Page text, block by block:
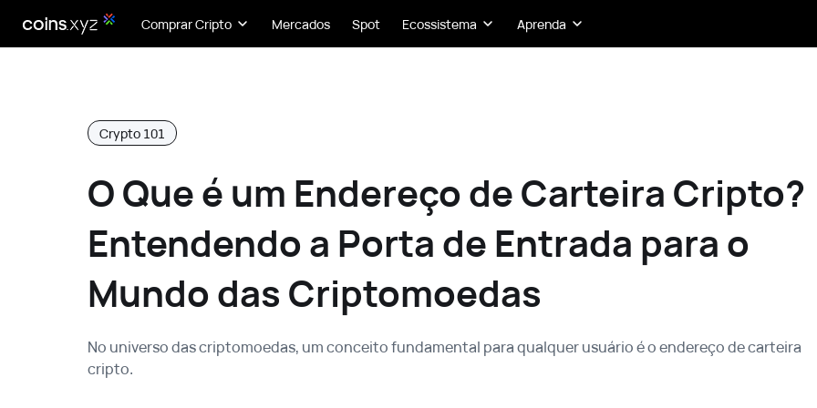
Comprar Cripto Mercados Spot Ecossistema Aprenda
Crypto 101
O Que é um Endereço de Carteira Cripto?
Entendendo a Porta de Entrada para o
Mundo das Criptomoedas
No universo das criptomoedas, um conceito fundamental para qualquer usuário é o endereço de carteira
cripto.